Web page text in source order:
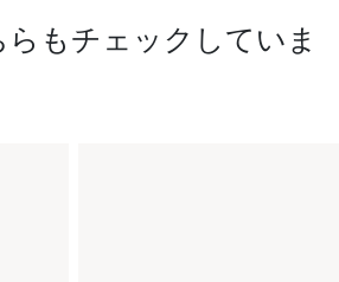
もチェックしていま